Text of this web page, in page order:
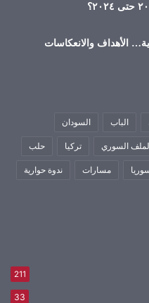
الأهداف والانعكاسات
الباب السودان
السوري تركيا حلب
مسارات ندوة حوارية
211
33